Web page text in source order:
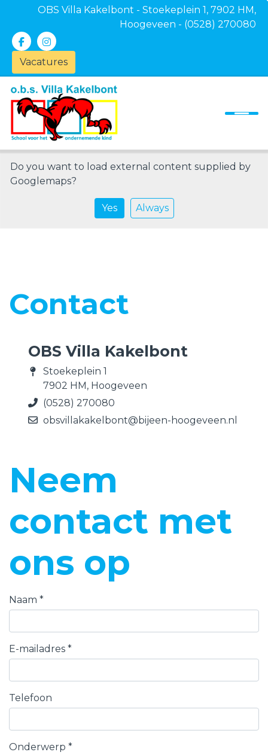
OBS Villa Kakelbont - Stoekeplein 1, 7902 HM,
Hoogeveen - (0528) 270080
Vacatures
Onze school
Ouders
Actueel
Contact
Do you want to load external content supplied by
Googlemaps?
Yes Always
Contact
OBS Villa Kakelbont
Stoekeplein 1
7902 HM, Hoogeveen
(0528) 270080
obsvillakakelbont@bijeen-hoogeveen.nl
Neem
contact met
ons op
Naam *
E-mailadres *
Telefoon
Onderwerp *